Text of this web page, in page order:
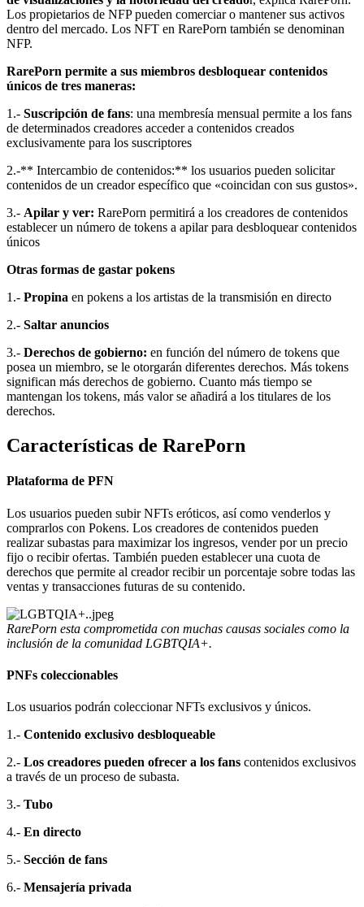
Los propietarios de NFP pueden comerciar o mantener sus activos
dentro del mercado. Los NFT en RarePorn también se denominan
NFP.
RarePorn permite a sus miembros desbloquear contenidos
únicos de tres maneras:
1.- Suscripción de fans: una membresía mensual permite a los fans
de determinados creadores acceder a contenidos creados
exclusivamente para los suscriptores
2.-** Intercambio de contenidos:** los usuarios pueden solicitar
contenidos de un creador específico que «coincidan con sus gustos».
3.- Apilar y ver: RarePorn permitirá a los creadores de contenidos
establecer un número de tokens a apilar para desbloquear contenidos
únicos
Otras formas de gastar pokens
1.- Propina en pokens a los artistas de la transmisión en directo
2.- Saltar anuncios
3.- Derechos de gobierno: en función del número de tokens que
posea un miembro, se le otorgarán diferentes derechos. Más tokens
significan más derechos de gobierno. Cuanto más tiempo se
mantengan los tokens, más valor se añadirá a los titulares de los
derechos.
Características de RarePorn
Plataforma de PFN
Los usuarios pueden subir NFTs eróticos, así como venderlos y
comprarlos con Pokens. Los creadores de contenidos pueden
realizar subastas para maximizar los ingresos, vender por un precio
fijo o recibir ofertas. También pueden establecer una cuota de
derechos que permite al creador recibir un porcentaje sobre todas las
ventas y transacciones futuras de su contenido.
RarePorn esta comprometida con muchas causas sociales como la
inclusión de la comunidad LGBTQIA+.
PNFs coleccionables
Los usuarios podrán coleccionar NFTs exclusivos y únicos.
1.- Contenido exclusivo desbloqueable
2.- Los creadores pueden ofrecer a los fans contenidos exclusivos
a través de un proceso de subasta.
3.- Tubo
4.- En directo
5.- Sección de fans
6.- Mensajería privada